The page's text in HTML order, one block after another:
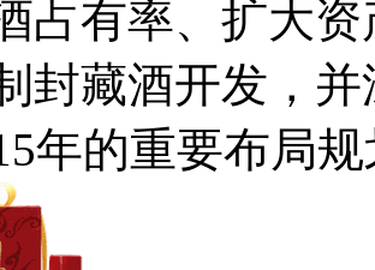
占有率、扩大
封藏酒开发，
年的重要布局